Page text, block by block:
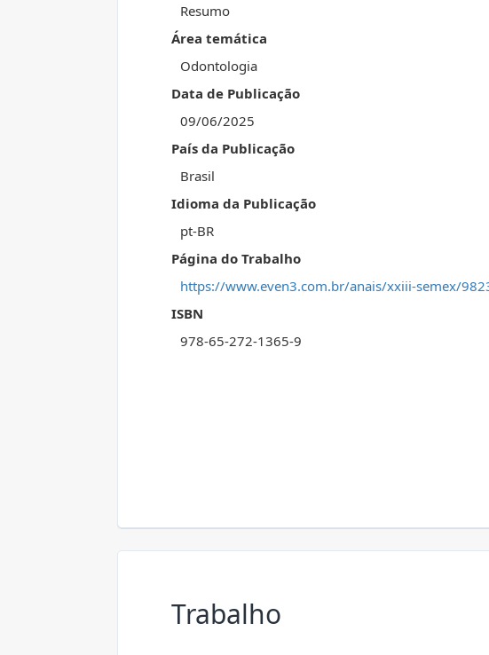
Resumo
Área temática
Odontologia
Data de Publicação
09/06/2025
País da Publicação
Brasil
Idioma da Publicação
pt-BR
Página do Trabalho
https://www.even3.com.br/anais/xxiii-semex/
ISBN
978-65-272-1365-9
Trabalho